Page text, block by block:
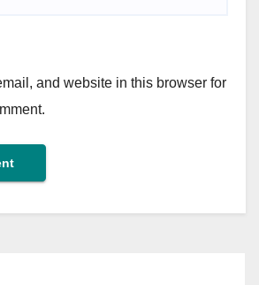
and website in this browser for